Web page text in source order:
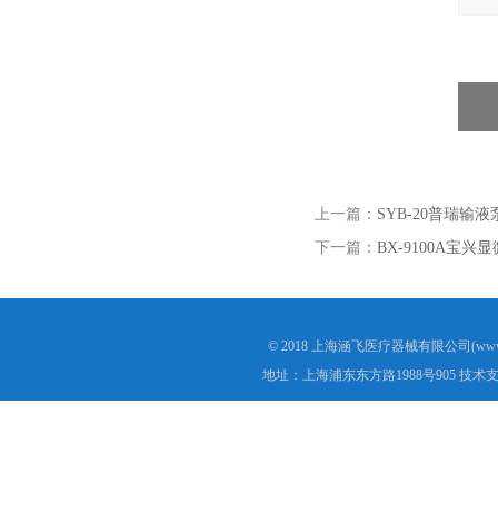
上一篇： SYB-20普瑞输液
下一篇： BX-9100A宝兴显
© 2018 上海涵飞医疗器械有限公司
地址：上海浦东东方路1988号905 技术